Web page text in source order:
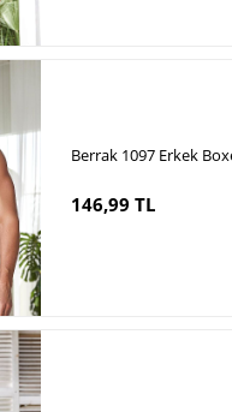
Berrak 1097 Erkek
146,99 TL